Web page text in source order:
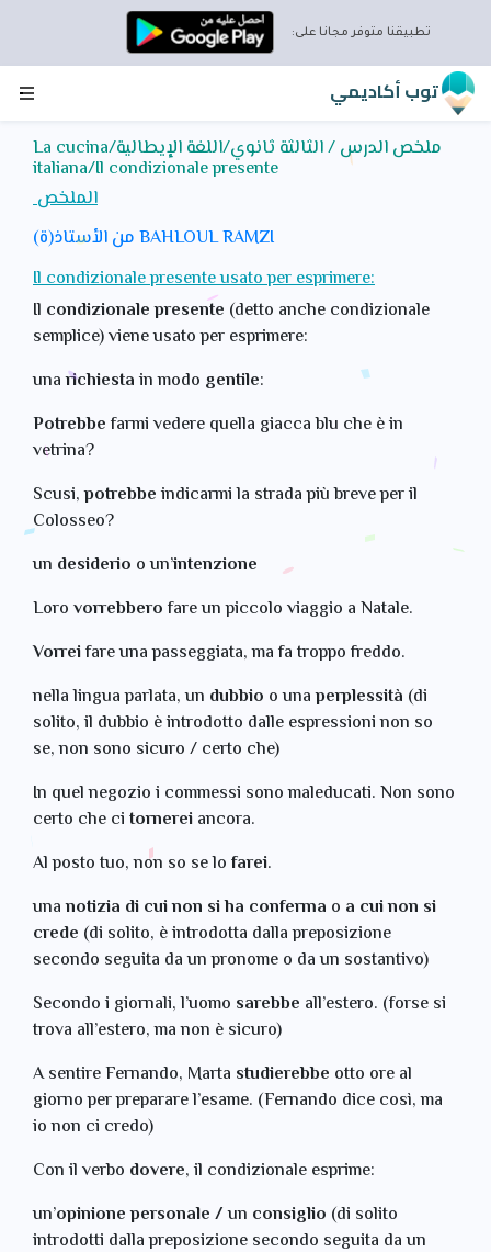
تطبيقنا متوفر مجانا على:
توب أكاديمي
ملخص الدرس / الثالثة ثانوي/اللغة الإيطالية/La cucina
italiana/Il condizionale presente
الملخص
من الأستاذ(ة) BAHLOUL RAMZI
Il condizionale presente usato per esprimere:
Il condizionale presente (detto anche condizionale
semplice) viene usato per esprimere:
unarichiestain modo gentile:
Potrebbe farmi vedere quella giacca blu che è in
vetrina?
Scusi,potrebbeindicarmi la strada più breve per il
Colosseo?
un desiderio o un’intenzione
Loro vorrebbero fare un piccolo viaggio a Natale.
Vorreifare una passeggiata, ma fa troppo freddo.
nella lingua parlata, un dubbio o unaperplessità (di
solito, il dubbio è introdotto dalle espressioni non so
se, non sono sicuro / certo che)
In quel negozio i commessi sono maleducati. Non sono
certo che ci tornerei ancora.
Al posto tuo, non so se lo farei.
unanotizia di cui non si ha conferma o a cui non si
crede (di solito, è introdotta dalla preposizione
secondo seguita da un pronome o da un sostantivo)
Secondo i giornali, l’uomo sarebbe all’estero. (forse si
trova all’estero, ma non è sicuro)
A sentire Fernando, Marta studierebbe otto ore al
giorno per preparare l’esame. (Fernando dice così, ma
io non ci credo)
Con il verbo dovere, il condizionale esprime:
un’opinione personale /un consiglio (di solito
introdotti dalla preposizione secondo seguita da un